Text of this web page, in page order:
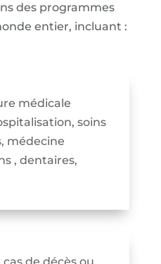
des programmes
entier, incluant :
médicale
soins
médecine
, dentaires,